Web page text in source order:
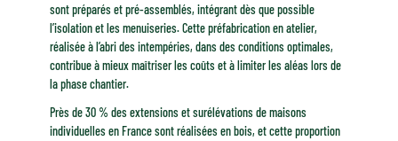
sont préparés et pré-assemblés, intégrant dès que possible
l’isolation et les menuiseries. Cette préfabrication en atelier,
réalisée à l’abri des intempéries, dans des conditions optimales,
contribue à mieux maîtriser les coûts et à limiter les aléas lors de
la phase chantier.
Près de 30 % des extensions et surélévations de maisons
individuelles en France sont réalisées en bois, et cette proportion